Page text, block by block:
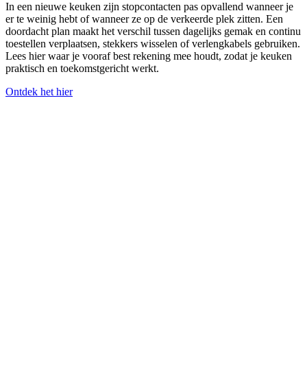
In een nieuwe keuken zijn stopcontacten pas opvallend wanneer je
er te weinig hebt of wanneer ze op de verkeerde plek zitten. Een
doordacht plan maakt het verschil tussen dagelijks gemak en continu
toestellen verplaatsen, stekkers wisselen of verlengkabels gebruiken.
Lees hier waar je vooraf best rekening mee houdt, zodat je keuken
praktisch en toekomstgericht werkt.
Ontdek het hier